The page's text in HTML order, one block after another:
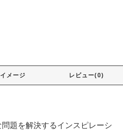
イメージ レビュー(0)
題を解決するインスピレーシ